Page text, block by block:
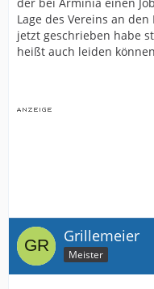
Lage des Vereins an
jetzt geschrieben habe
heißt auch leiden
Grillemeier
Meister